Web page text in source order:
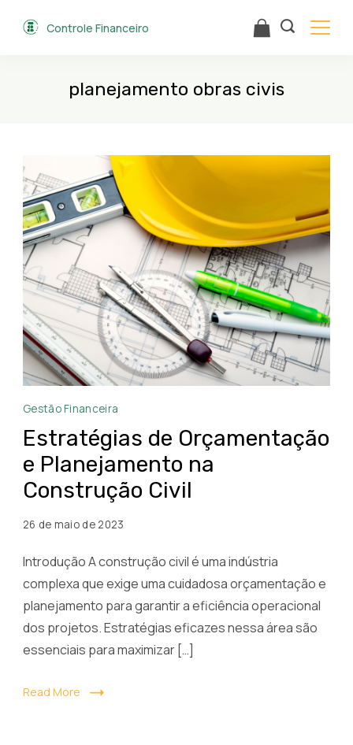
Controle Financeiro
planejamento obras civis
Estratégias
Orçamentação
e
Planejamento
Construção
Garanta
a
Eficiência
Operacional
dos
Gestão Financeira
Estratégias de Orçamentação
e Planejamento na
Construção Civil
26 de maio de 2023
Introdução A construção civil é uma indústria
complexa que exige uma cuidadosa orçamentação e
planejamento para garantir a eficiência operacional
dos projetos. Estratégias eficazes nessa área são
essenciais para maximizar […]
Read More